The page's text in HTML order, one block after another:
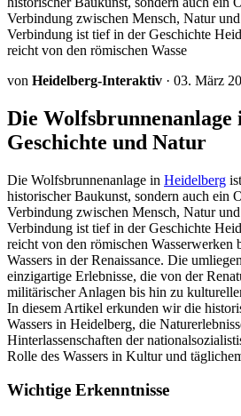
Verbindung zwischen Mensch, Natur
Verbindung ist tief in der Geschichte
reicht von den römischen Wasse
von Heidelberg-Interaktiv · 03. März
Die
Geschichte und Natur
Die Wolfsbrunnenanlage in Heidelberg
historischer Baukunst, sondern auch ein
Verbindung zwischen Mensch, Natur
Verbindung ist tief in der Geschichte
reicht von den römischen Wasserwerken
Wassers in der Renaissance. Die
einzigartige Erlebnisse, die von der
militärischer Anlagen bis hin zu
In diesem Artikel erkunden wir die
Wassers in Heidelberg, die
Hinterlassenschaften der
Rolle des Wassers in Kultur und
Wichtige Erkenntnisse